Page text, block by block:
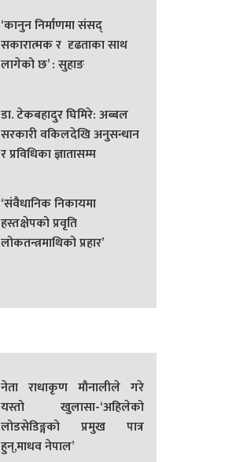
‘कानुन निर्माणमा संसद्
सकारात्मक र दृढताका साथ
लागेको छ’ : सुहाङ
डा. टेकबहादुर घिमिरे: अब्बल
सरकारी वकिलदेखि अनुसन्धान
र प्रविधिका ज्ञातासम्म
‘संवैधानिक निकायमा
हस्तक्षेपको प्रवृति
लोकतन्त्रमाथिको प्रहार’
नेता राधाकृण मौनालीले गरे
यस्तो खुलासा-‘अहिलेको
लोडसेडिङ्गको प्रमुख पात्र
हुन्,माधव नेपाल’